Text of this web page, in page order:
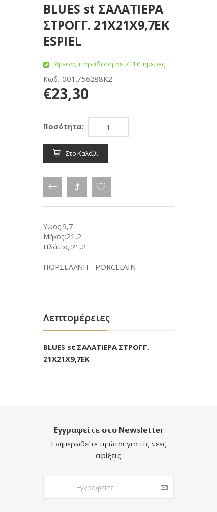
BLUES st ΣΑΛΑΤΙΕΡΑ
ΣΤΡΟΓΓ. 21Χ21Χ9,7ΕΚ
ESPIEL
Άμεσα, παράδοση σε 7-10 ημέρες
Κωδ.: 001.756288K2
€23,30
Ποσότητα:
Στο Καλάθι
Υψος:9,7
Μήκος:21,2
Πλάτος:21,2
ΠΟΡΣΕΛΑΝΗ - PORCELAIN
Λεπτομέρειες
BLUES st ΣΑΛΑΤΙΕΡΑ ΣΤΡΟΓΓ.
21Χ21Χ9,7ΕΚ
Εγγραφείτε στο Newsletter
Ενημερωθείτε πρώτοι για τις νέες
αφίξεις